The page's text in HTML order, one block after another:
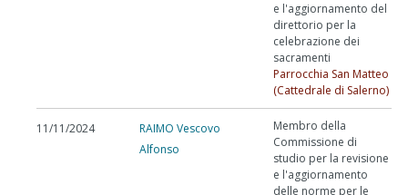
e l'aggiornamento del
direttorio per la
celebrazione dei
sacramenti
Parrocchia San Matteo
(Cattedrale di Salerno)
11/11/2024
RAIMO Vescovo
Alfonso
Membro della
Commissione di
studio per la revisione
e l'aggiornamento
delle norme per le